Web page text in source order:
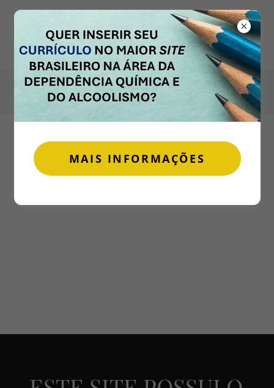
ABSTEMIOLOGIA®
PÉRICLES ZIEMMERMANN
A CIÊNCIA DA SOBRIEDADE
MAIS INFORMAÇÕES